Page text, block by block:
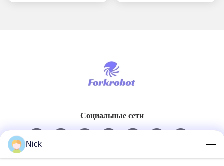
Социальные сети
Быстрый контакт
Nick